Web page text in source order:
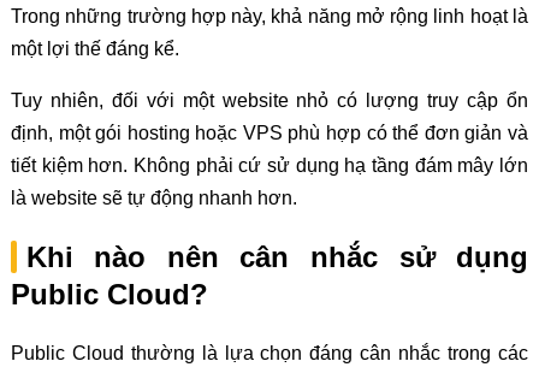
Trong những trường hợp này, khả năng mở rộng linh hoạt là
một lợi thế đáng kể.
Tuy nhiên, đối với một website nhỏ có lượng truy cập ổn
định, một gói hosting hoặc VPS phù hợp có thể đơn giản và
tiết kiệm hơn. Không phải cứ sử dụng hạ tầng đám mây lớn
là website sẽ tự động nhanh hơn.
Khi nào nên cân nhắc sử dụng
Public Cloud?
Public Cloud thường là lựa chọn đáng cân nhắc trong các